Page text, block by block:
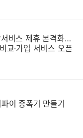
비스 제휴 본격화…
교·가입 서비스 오픈
이 증폭기 만들기